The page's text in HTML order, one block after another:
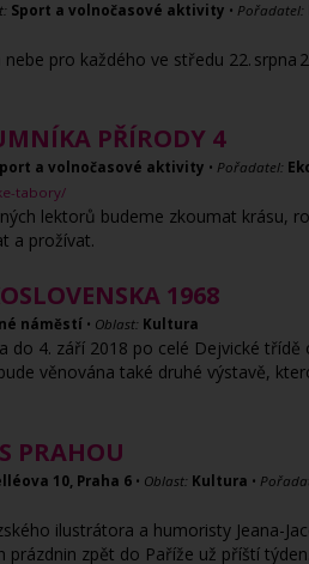
Sport a volnočasové aktivity • Pořadatel:
pro každého ve středu 22. srpna
PŘÍRODY 4
a volnočasové aktivity • Pořadatel:
tabory/
lektorů budeme zkoumat krásu,
a prožívat.
1968
náměstí • Oblast: Kultura
4. září 2018 po celé Dejvické
věnována také druhé výstavě,
PRAHOU
10, Praha 6 • Oblast: Kultura •
ilustrátora a humoristy Jeana-
zpět do Paříže už příští